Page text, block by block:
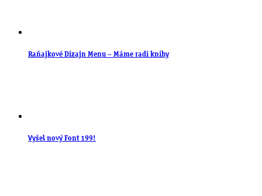
Raňajkové Dizajn Menu – Máme radi knihy
Vyšel nový Font 199!